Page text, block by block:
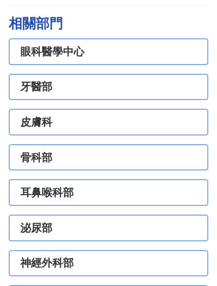
相關部門
眼科醫學中心
牙醫部
皮膚科
骨科部
耳鼻喉科部
泌尿部
神經外科部